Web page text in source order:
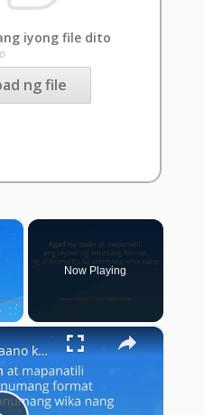
iyong file dito
o
ng file
×
Fullscreen
Now Playing
×
Doc Translator: Paano ko magagamit ang tagasalin ng dokumento?